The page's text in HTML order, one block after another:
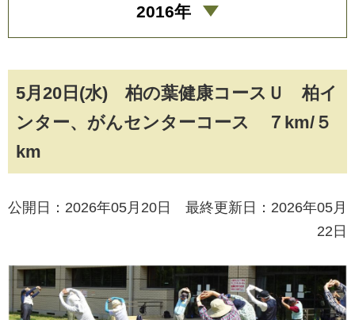
5月20日(水) 柏の葉健康コースＵ 柏イ
ンター、がんセンターコース ７km/５
km
公開日：2026年05月20日 最終更新日：2026年05月
22日
2016年